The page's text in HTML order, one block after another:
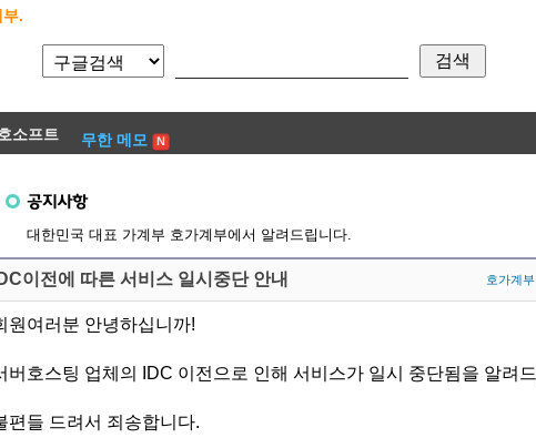
.
소프트 무한 메모
대한민국 대표 가계부 호가계부에서 알려드립니다.
IDC이전에 따른 서비스 일시중단 안내 호가계부
원여러분 안녕하십니까!
버호스팅 업체의 IDC 이전으로 인해 서비스가 일시 중단됨을 알려
편들 드려서 죄송합니다.